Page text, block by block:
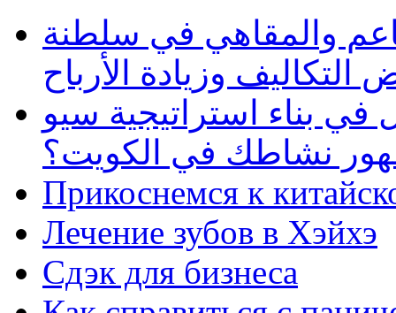
والمقاهي في سلطنة
وزيادة الأرباح
بناء استراتيجية سيو
نشاطك في الكويت؟
Прикоснемся к
Лечение зубов в Хэйхэ
Сдэк для бизнеса